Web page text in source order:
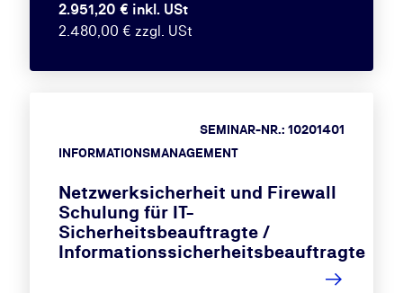
2.951,20 € inkl. USt
2.480,00 € zzgl. USt
INFORMATIONSMANAGEMENT
SEMINAR-NR.: 10201401
Netzwerksicherheit und Firewall
Schulung für IT-
Sicherheitsbeauftragte /
Informationssicherheitsbeauftragte